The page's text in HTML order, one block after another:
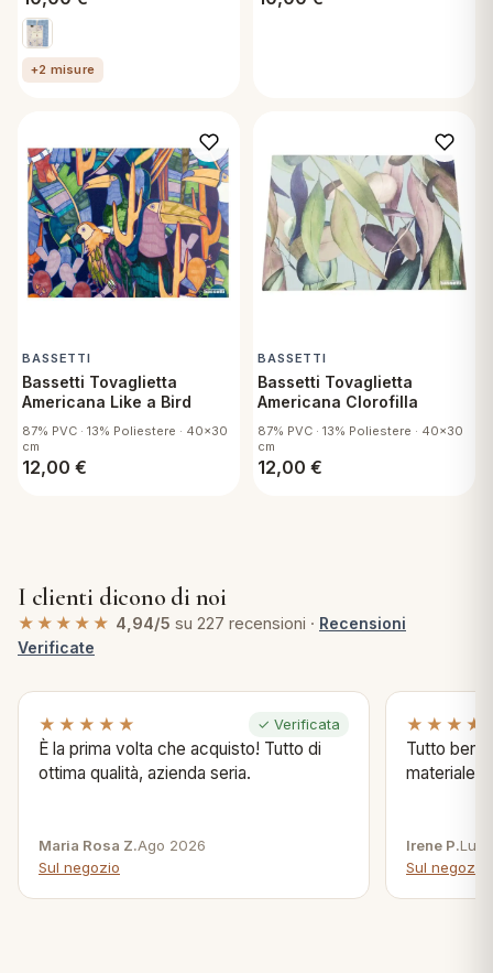
+2 misure
BASSETTI
Bassetti Tovaglietta
Americana Like a Bird
87% PVC · 13% Poliestere · 40x30
cm
12,00 €
BASSETTI
Bassetti Tovaglietta
Americana Clorofilla
87% PVC · 13% Poliestere · 40x30
cm
12,00 €
I clienti dicono di noi
★★★★★ 4,94/5 su 227 recensioni · Recensioni
Verificate
★★★★★ ✓ Verificata
È la prima volta che acquisto! Tutto di
ottima qualità, azienda seria.
Maria Rosa Z.Ago 2026
Sul negozio
Tutto bene
materiale .
Irene P.Lug
Sul negozio